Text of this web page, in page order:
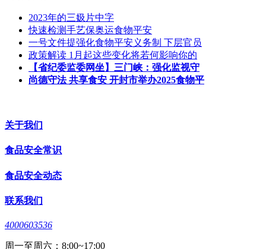
2023年的三㚫片中字
快速检测手艺保奥运食物平安
一号文件提强化食物平安义务制 下层官员
政策解读 1月起这些变化将若何影响你的
【省纪委监委网坐】三门峡：强化监视守
尚德守法 共享食安 开封市举办2025食物平
关于我们
食品安全常识
食品安全动态
联系我们
4000603536
周一至周六：8:00~17:00